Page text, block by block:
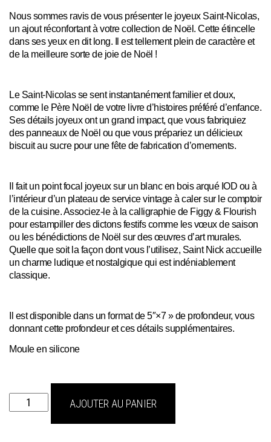
Nous sommes ravis de vous présenter le joyeux Saint-Nicolas,
un ajout réconfortant à votre collection de Noël. Cette étincelle
dans ses yeux en dit long. Il est tellement plein de caractère et
de la meilleure sorte de joie de Noël !
Le Saint-Nicolas se sent instantanément familier et doux,
comme le Père Noël de votre livre d’histoires préféré d’enfance.
Ses détails joyeux ont un grand impact, que vous fabriquiez
des panneaux de Noël ou que vous prépariez un délicieux
biscuit au sucre pour une fête de fabrication d’ornements.
Il fait un point focal joyeux sur un blanc en bois arqué IOD ou à
l’intérieur d’un plateau de service vintage à caler sur le comptoir
de la cuisine. Associez-le à la calligraphie de Figgy & Flourish
pour estampiller des dictons festifs comme les vœux de saison
ou les bénédictions de Noël sur des œuvres d’art murales.
Quelle que soit la façon dont vous l’utilisez, Saint Nick accueille
un charme ludique et nostalgique qui est indéniablement
classique.
Il est disponible dans un format de 5″×7 » de profondeur, vous
donnant cette profondeur et ces détails supplémentaires.
Moule en silicone
quantité
de
AJOUTER AU PANIER